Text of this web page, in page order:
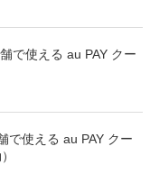
で使える au PAY クー
で使える au PAY クー